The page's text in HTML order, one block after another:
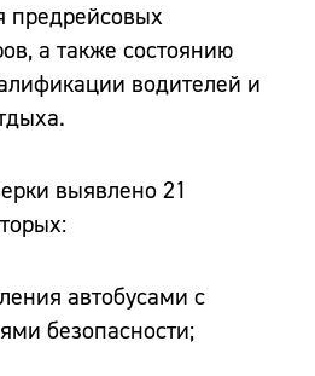
предрейсовых
а также состоянию
водителей и
выявлено 21
автобусами с
безопасности;